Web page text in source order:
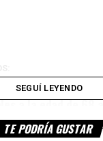
a la edad de 68
SEGUÍ LEYENDO
TE PODRÍA GUSTAR